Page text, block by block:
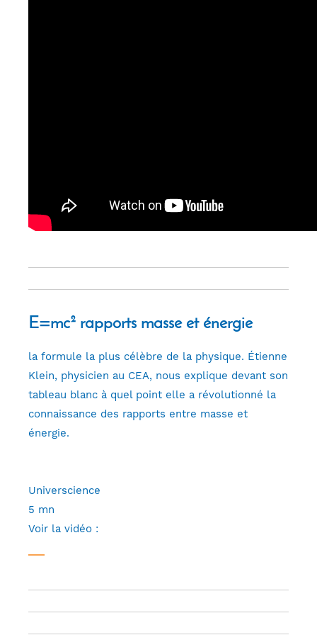
E=mc² rapports masse et énergie
la formule la plus célèbre de la physique. Étienne
Klein, physicien au CEA, nous explique devant son
tableau blanc à quel point elle a révolutionné la
connaissance des rapports entre masse et
énergie.
Universcience
5 mn
Voir la vidéo :